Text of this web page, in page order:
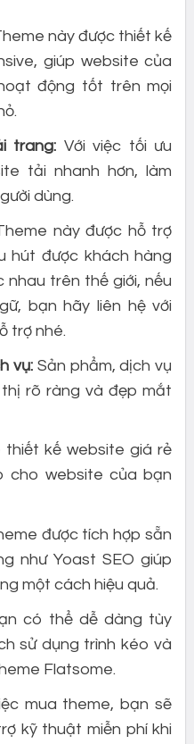
này được thiết kế
giúp website của
động tốt trên mọi
trang: Với việc tối ưu
tải nhanh hơn, làm
dùng.
này được hỗ trợ
hút được khách hàng
nhau trên thế giới, nếu
bạn hãy liên hệ với
trợ nhé.
vụ: Sản phẩm, dịch vụ
rõ ràng và đẹp mắt
thiết kế website giá rẻ
cho website của bạn
được tích hợp sẵn
như Yoast SEO giúp
một cách hiệu quả.
có thể dễ dàng tùy
sử dụng trình kéo và
Flatsome.
mua theme, bạn sẽ
kỹ thuật miễn phí khi